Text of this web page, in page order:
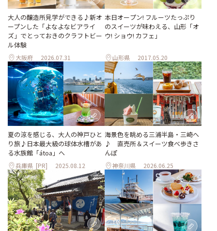
大人の醸造所見学ができる♪新オ
ープンした「よなよなビアライ
ズ」でとっておきのクラフトビー
ル体験
大阪府 2026.07.31
本日オープン! フルーツたっぷり
のスイーツが味わえる、山形「オ
ウ! ショウ! カフェ」
山形県 2017.05.20
夏の涼を感じる、大人の神戸ひと
り旅♪日本最大級の球体水槽があ
る水族館「átoa」へ
兵庫県 [PR] 2025.08.12
海景色を眺める三浦半島・三崎へ
♪ 直売所＆スイーツ食べ歩きさ
んぽ
神奈川県 2026.06.25